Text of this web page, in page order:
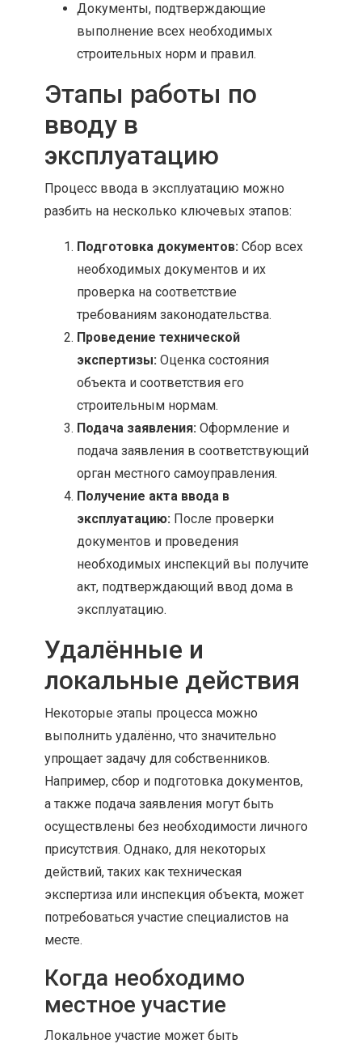
Документы, подтверждающие
выполнение всех необходимых
строительных норм и правил.
Этапы работы по
вводу в
эксплуатацию
Процесс ввода в эксплуатацию можно
разбить на несколько ключевых этапов:
Подготовка документов: Сбор всех
необходимых документов и их
проверка на соответствие
требованиям законодательства.
Проведение технической
экспертизы: Оценка состояния
объекта и соответствия его
строительным нормам.
Подача заявления: Оформление и
подача заявления в соответствующий
орган местного самоуправления.
Получение акта ввода в
эксплуатацию: После проверки
документов и проведения
необходимых инспекций вы получите
акт, подтверждающий ввод дома в
эксплуатацию.
Удалённые и
локальные действия
Некоторые этапы процесса можно
выполнить удалённо, что значительно
упрощает задачу для собственников.
Например, сбор и подготовка документов,
а также подача заявления могут быть
осуществлены без необходимости личного
присутствия. Однако, для некоторых
действий, таких как техническая
экспертиза или инспекция объекта, может
потребоваться участие специалистов на
месте.
Когда необходимо
местное участие
Локальное участие может быть